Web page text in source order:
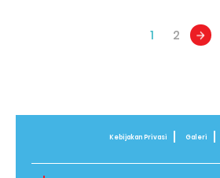
1 2
Kebijakan Privasi Galeri